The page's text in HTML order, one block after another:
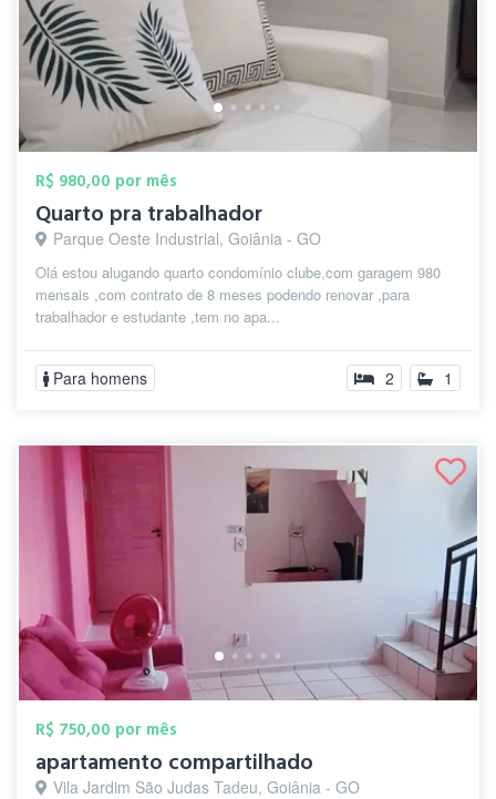
R$ 980,00 por mês
Quarto pra trabalhador
Parque Oeste Industrial, Goiânia - GO
Olá estou alugando quarto condomínio clube,com garagem 980
mensais ,com contrato de 8 meses podendo renovar ,para
trabalhador e estudante ,tem no apa...
Para homens 2 1
R$ 750,00 por mês
apartamento compartilhado
Vila Jardim São Judas Tadeu, Goiânia - GO